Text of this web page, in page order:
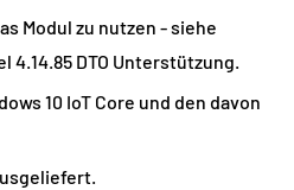
Modul zu nutzen - siehe
4.14.85 DTO Unterstützung.
10 IoT Core und den davon